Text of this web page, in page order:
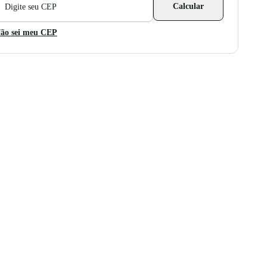
Calcular
sei meu CEP